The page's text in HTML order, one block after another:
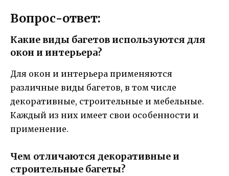
Вопрос-ответ:
Какие виды багетов используются для
окон и интерьера?
Для окон и интерьера применяются
различные виды багетов, в том числе
декоративные, строительные и мебельные.
Каждый из них имеет свои особенности и
применение.
Чем отличаются декоративные и
строительные багеты?